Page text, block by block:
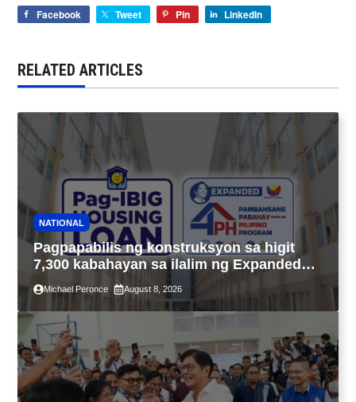
Facebook Tweet Pin LinkedIn
RELATED ARTICLES
NATIONAL
Pagpapabilis ng konstruksyon sa higit
7,300 kabahayan sa ilalim ng Expanded
4PH, posible na sa pagtutulungan ng Pag-
IBIG at P.A. Alvarez
Michael Peronce August 8, 2026